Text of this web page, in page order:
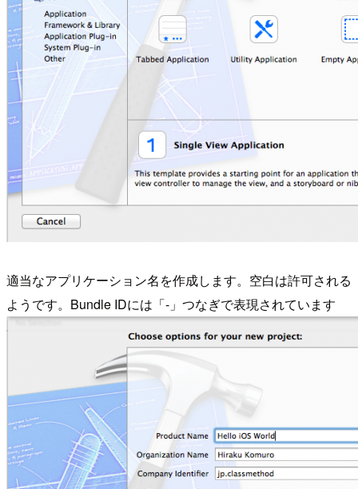
適当なアプリケーション名を作成します。空白は許可される
ようです。Bundle IDには「-」つなぎで表現されています